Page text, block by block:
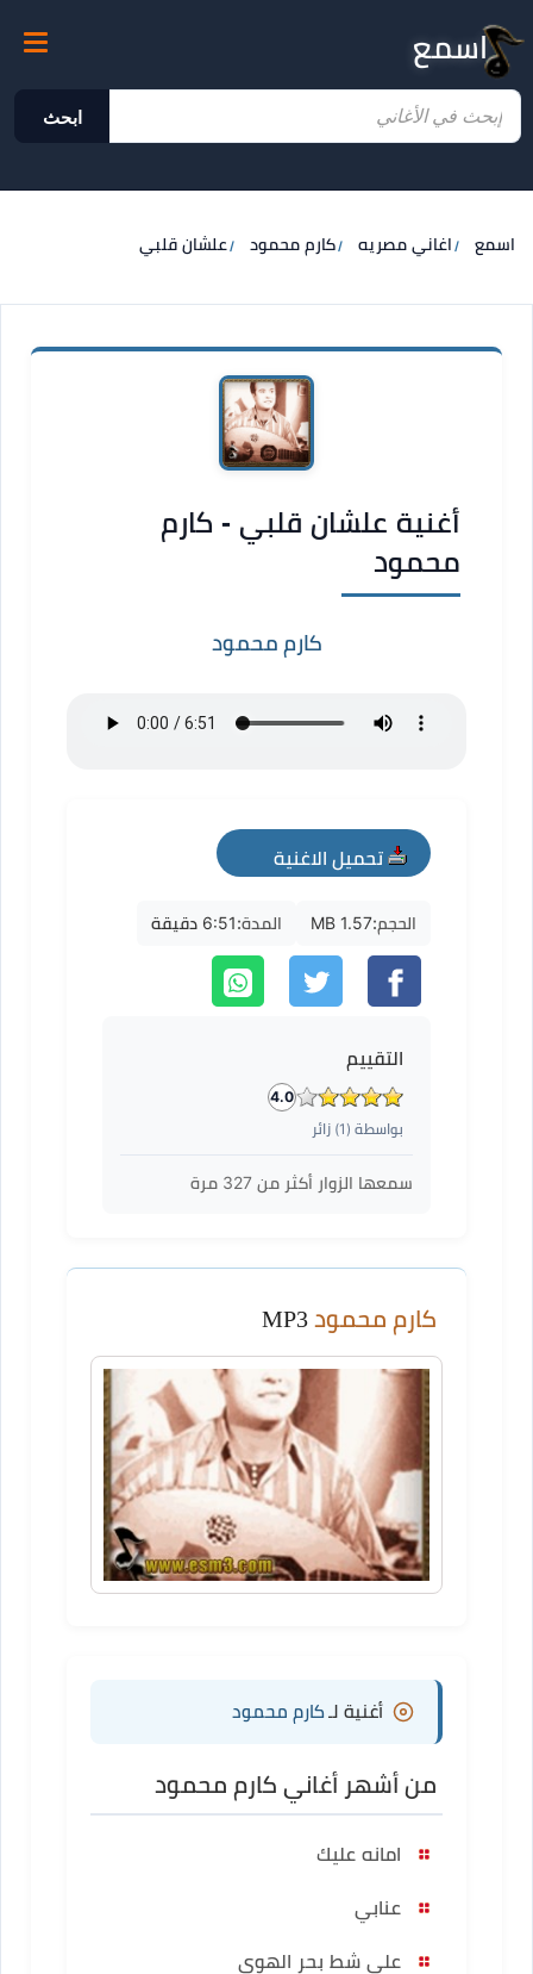
اسمع
ابحث
اسمع اغاني مصريه كارم محمود علشان قلبي
أغنية علشان قلبي - كارم
محمود
كارم محمود
تحميل الاغنية
mp3
الحجم:1.57 MB المدة:6:51 دقيقة
التقييم
4.0
بواسطة ( 1) زائر
سمعها الزوار أكثر من 327 مرة
كارم محمود
أغنية لـكارم محمود
من أشهر أغاني كارم محمود
امانه عليك
عنابي
علي شط بحر الهوي